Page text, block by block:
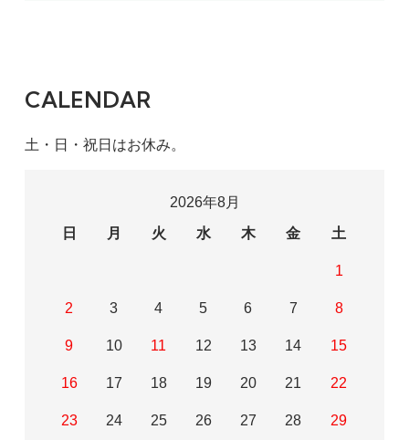
CALENDAR
土・日・祝日はお休み。
2026年8月
日
月 火 水 木 金 土
1
2 3 4 5 6 7 8
9 10 11 12 13 14 15
16 17 18 19 20 21 22
23 24 25 26 27 28 29